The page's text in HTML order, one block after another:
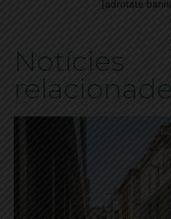
[adrotate
Notícies